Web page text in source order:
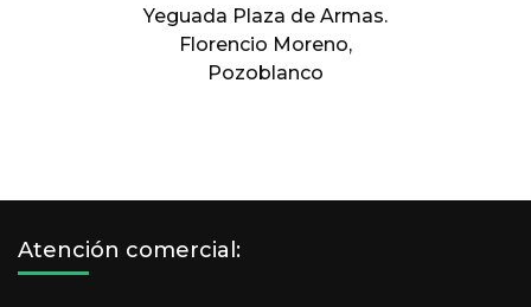
Yeguada Plaza de Armas.
Florencio Moreno,
Pozoblanco
Atención comercial: